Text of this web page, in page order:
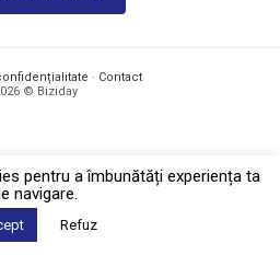
· Contact
© Biziday
pentru a îmbunătăți experiența ta
navigare.
Refuz